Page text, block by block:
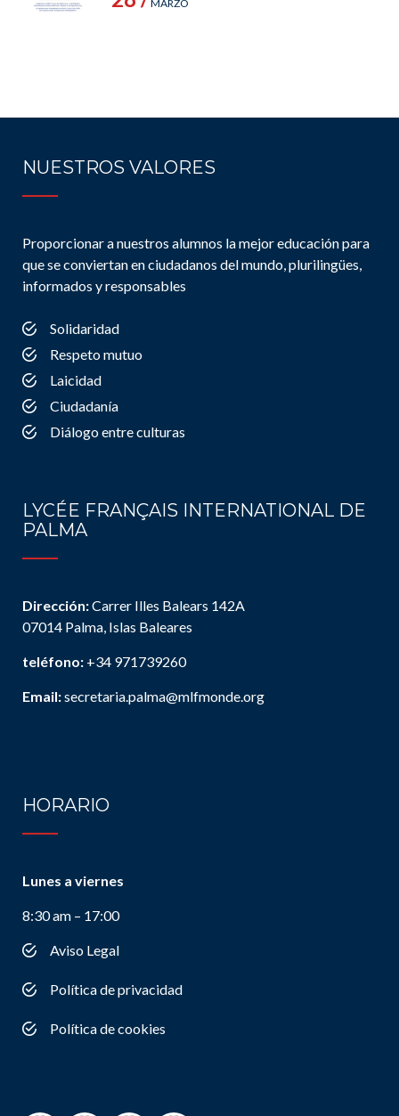
MARZO
NUESTROS VALORES
Proporcionar a nuestros alumnos la mejor educación para
que se conviertan en ciudadanos del mundo, plurilingües,
informados y responsables
Solidaridad
Respeto mutuo
Laicidad
Ciudadanía
Diálogo entre culturas
LYCÉE FRANÇAIS INTERNATIONAL DE
PALMA
Dirección:Carrer Illes Balears 142A
07014 Palma, Islas Baleares
teléfono: +34 971739260
Email:secretaria.palma@mlfmonde.org
HORARIO
Lunes a viernes
8:30 am – 17:00
Aviso Legal
Política de privacidad
Política de cookies